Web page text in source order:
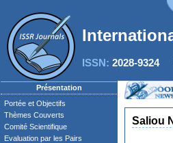
ISSN: 2028-9324
Présentation
Portée et Objectifs
Thèmes Couverts
Comité Scientifique
Evaluation par les Pairs
Saliou